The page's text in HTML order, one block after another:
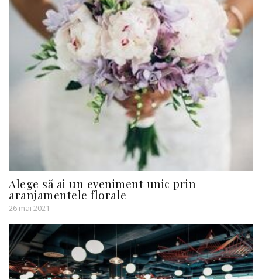
Alege să ai un eveniment unic prin
aranjamentele florale
26 mai 2021